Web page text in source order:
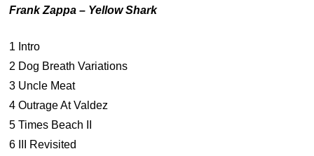
Frank Zappa – Yellow Shark
1 Intro
2 Dog Breath Variations
3 Uncle Meat
4 Outrage At Valdez
5 Times Beach II
6 III Revisited